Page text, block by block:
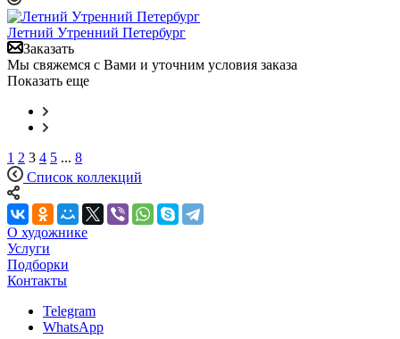
Летний Утренний Петербург
Заказать
Мы свяжемся с Вами и уточним условия заказа
Показать еще
1 2 3 4 5 ... 8
Список коллекций
О художнике
Услуги
Подборки
Контакты
Telegram
WhatsApp